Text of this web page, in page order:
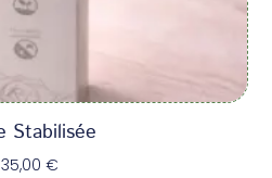
Stabilisée
35,00 €